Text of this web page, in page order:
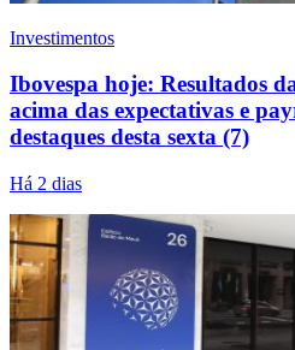
Investimentos
Ibovespa hoje: Resultados
acima das expectativas e
destaques desta sexta (7)
Há 2 dias